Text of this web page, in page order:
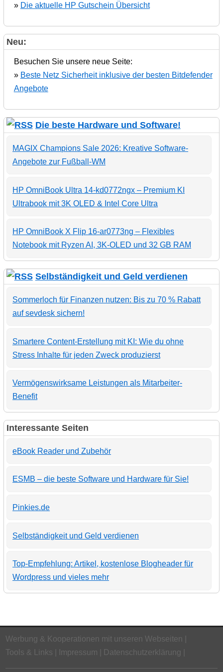
» Die aktuelle HP Gutschein Übersicht
Neu:
Besuchen Sie unsere neue Seite:
» Beste Netz Sicherheit inklusive der besten Bitdefender
Angebote
Die beste Hardware und Software!
MAGIX Champions Sale 2026: Kreative Software-
Angebote zur Fußball-WM
HP OmniBook Ultra 14-kd0772ngx – Premium KI
Ultrabook mit 3K OLED & Intel Core Ultra
HP OmniBook X Flip 16-ar0773ng – Flexibles
Notebook mit Ryzen AI, 3K-OLED und 32 GB RAM
Selbständigkeit und Geld verdienen
Sommerloch für Finanzen nutzen: Bis zu 70 % Rabatt
auf sevdesk sichern!
Smartere Content-Erstellung mit KI: Wie du ohne
Stress Inhalte für jeden Zweck produzierst
Vermögenswirksame Leistungen als Mitarbeiter-
Benefit
Interessante Seiten
eBook Reader und Zubehör
ESMB – die beste Software und Hardware für Sie!
Pinkies.de
Selbständigkeit und Geld verdienen
Top-Empfehlung: Artikel, kostenlose Blogheader für
Wordpress und vieles mehr
Werbung & Kooperationen mit unseren Webseiten
Tools & Links
Impressum Datenschutzerklärung